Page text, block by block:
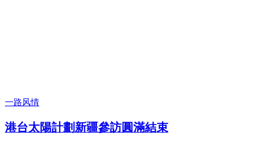
一路风情
港台太陽計劃新疆參訪圓滿結束